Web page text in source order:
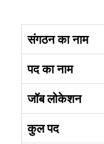
संगठन का नाम
पद का नाम
जॉब लोकेशन
कुल पद